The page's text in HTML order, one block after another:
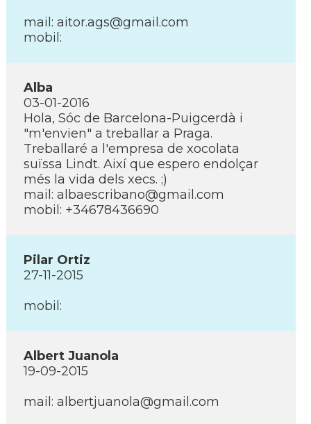
mail: aitor.ags@gmail.com
mobil:
Alba
03-01-2016
Hola, Sóc de Barcelona-Puigcerdà i
"m'envien" a treballar a Praga.
Treballaré a l'empresa de xocolata
suïssa Lindt. Així­ que espero endolçar
més la vida dels xecs. ;)
mail: albaescribano@gmail.com
mobil: +34678436690
Pilar Ortiz
27-11-2015
mobil:
Albert Juanola
19-09-2015
mail: albertjuanola@gmail.com